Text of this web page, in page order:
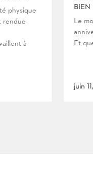
physique
rendue
à
BIEN
Le
Et
juin